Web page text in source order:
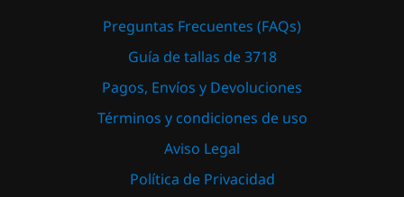
Preguntas Frecuentes (FAQs)
Guía de tallas de 3718
Pagos, Envíos y Devoluciones
Términos y condiciones de uso
Aviso Legal
Política de Privacidad